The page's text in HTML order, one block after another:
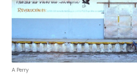
A Perry